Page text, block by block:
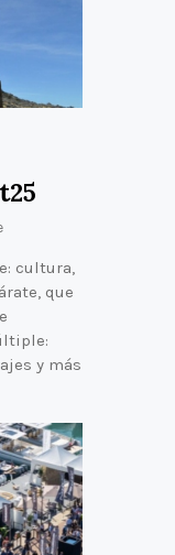
cultura,
que
y más